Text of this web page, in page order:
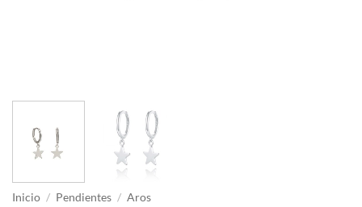
Inicio / Pendientes / Aros